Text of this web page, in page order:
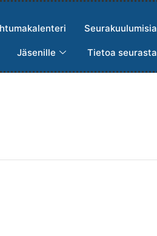
Seurakuulumisia
Jäsenille Tietoa seurasta